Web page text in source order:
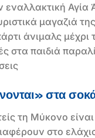
μαγαζιά
άνιμαλς
στα παιδιά
στα
τη Μύκονο
στο